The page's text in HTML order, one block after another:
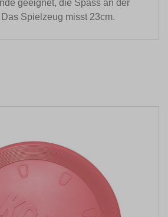
geeignet, die Spass an der
Spielzeug misst 23cm.